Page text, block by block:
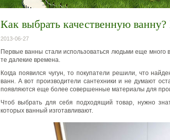
Как выбрать качественную
2013-06-27
Первые ванны стали использоваться людьми еще много
те далекие времена.
Когда появился чугун, то покупатели решили, что
ванн. А вот производители сантехники и не думают
появляются еще более совершенные материалы для
Чтоб выбрать для себя подходящий товар, нужно
которых ванный изготавливают.